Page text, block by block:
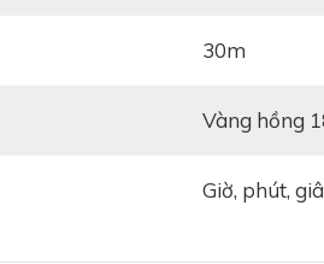
30m
vàng hồng
Giờ, phút,